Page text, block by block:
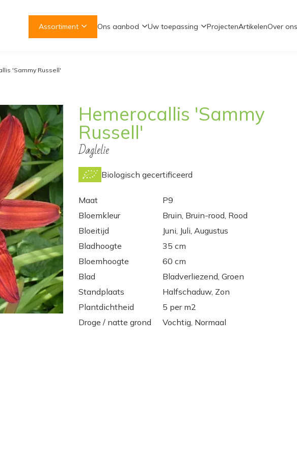
Assortiment Ons aanbod Uw toepassing ProjectenArtikelenOver ons
'Sammy Russell'
Hemerocallis 'Sammy
Russell'
Daglelie
Biologisch gecertificeerd
Maat
P9
Bloemkleur
Bruin, Bruin-rood, Rood
Bloeitijd
Juni, Juli, Augustus
Bladhoogte
35 cm
Bloemhoogte
60 cm
Blad
Bladverliezend, Groen
Standplaats
Halfschaduw, Zon
Plantdichtheid
5 per m2
Droge / natte grond
Vochtig, Normaal